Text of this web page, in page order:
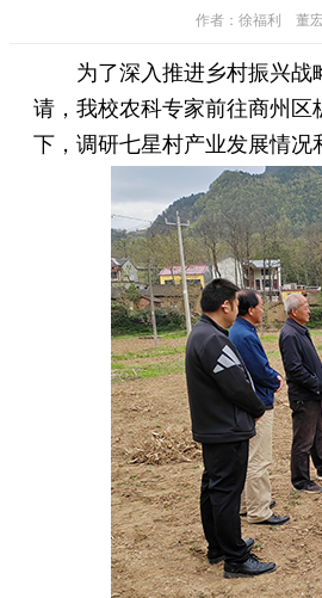
作者：徐福利 董
为了深入推进乡村振兴战略
请，我校农科专家前往商州区
下，调研七星村产业发展情况